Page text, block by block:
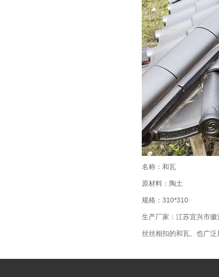
名称：和瓦
原材料：陶土
规格：310*310
生产厂家：江苏宜兴市
丝丝相扣的和瓦、也广